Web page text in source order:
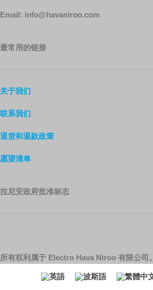
Email: info@havaniroo.com
最常用的链接
关于我们
联系我们
退货和退款政策
愿望清单
拉尼安政府批准标志
所有权利属于 Electro Hava Niroo 有限公司。